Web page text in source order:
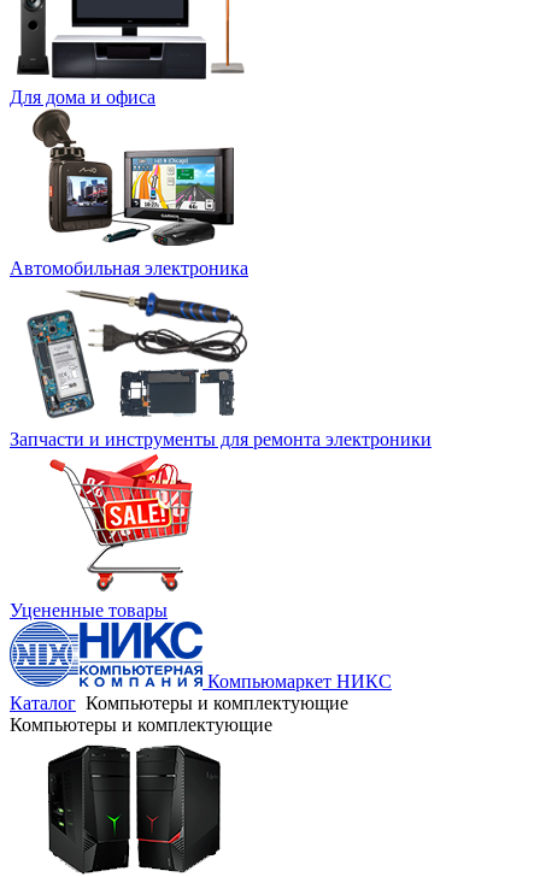
Для дома и офиса
Автомобильная электроника
Запчасти и инструменты для ремонта электроники
Уцененные товары
Компьюмаркет НИКС
Каталог Компьютеры и комплектующие
Компьютеры и комплектующие